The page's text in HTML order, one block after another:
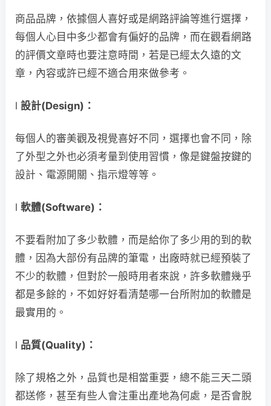
商品品牌，依據個人喜好或是網路評論等進行選擇，
每個人心目中多少都會有偏好的品牌，而在觀看網路
的評價文章時也要注意時間，若是已經太久遠的文
章，內容或許已經不適合用來做參考。
l 設計(Design) ：
每個人的審美觀及視覺喜好不同，選擇也會不同，除
了外型之外也必須考量到使用習慣，像是鍵盤按鍵的
設計、電源開關、指示燈等等。
l 軟體(Software) ：
不要看附加了多少軟體，而是給你了多少用的到的軟
體，因為大部份有品牌的筆電，出廠時就已經預裝了
不少的軟體，但對於一般時用者來說，許多軟體幾乎
都是多餘的，不如好好看清楚哪一台所附加的軟體是
最實用的。
l 品質(Quality) ：
除了規格之外，品質也是相當重要，總不能三天二頭
都送修，甚至有些人會注重出產地為何處，是否會脫